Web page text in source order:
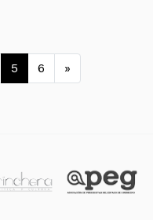
entradas
5 6 »